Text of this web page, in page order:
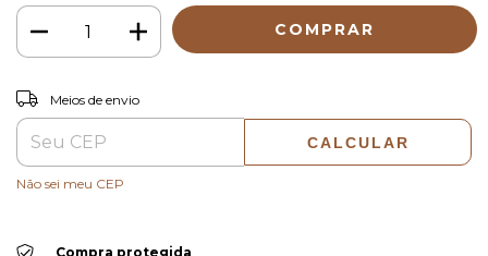
Entregas para o CEP:
Meios de envio
CALCULAR
Não sei meu CEP
Compra protegida